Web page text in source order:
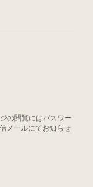
の閲覧にはパスワー
メールにてお知らせ